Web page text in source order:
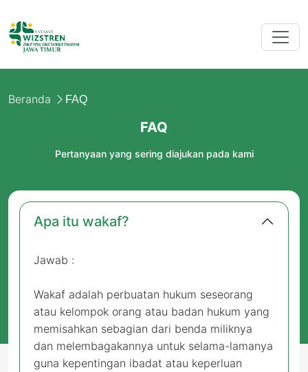
Beranda FAQ
FAQ
Pertanyaan yang sering diajukan pada kami
Apa itu wakaf?
Jawab :
Wakaf adalah perbuatan hukum seseorang
atau kelompok orang atau badan hukum yang
memisahkan sebagian dari benda miliknya
dan melembagakannya untuk selama-lamanya
guna kepentingan ibadat atau keperluan